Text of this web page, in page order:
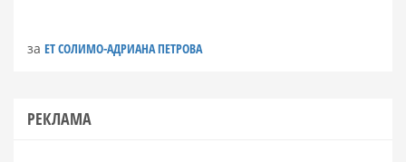
за ЕТ СОЛИМО-АДРИАНА ПЕТРОВА
РЕКЛАМА